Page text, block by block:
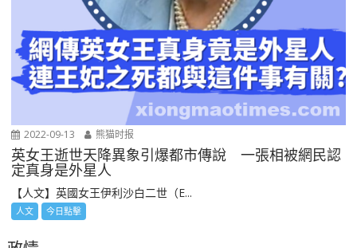
2022-09-13 熊猫时报
英女王逝世天降異象引爆都市傳說 一張相被網民認
定真身是外星人
【人文】英國女王伊利沙白二世（E...
人文 今日點擊